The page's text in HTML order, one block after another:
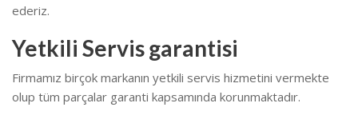
ederiz.
Yetkili Servis garantisi
Firmamız birçok markanın yetkili servis hizmetini vermekte
olup tüm parçalar garanti kapsamında korunmaktadır.